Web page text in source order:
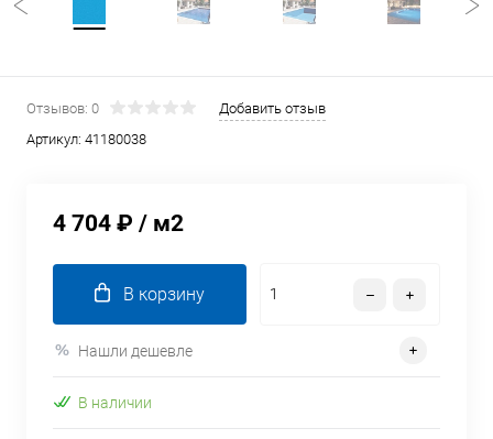
Отзывов: 0
Добавить отзыв
Артикул: 41180038
4 704 ₽ / м2
В корзину
Нашли дешевле
В наличии